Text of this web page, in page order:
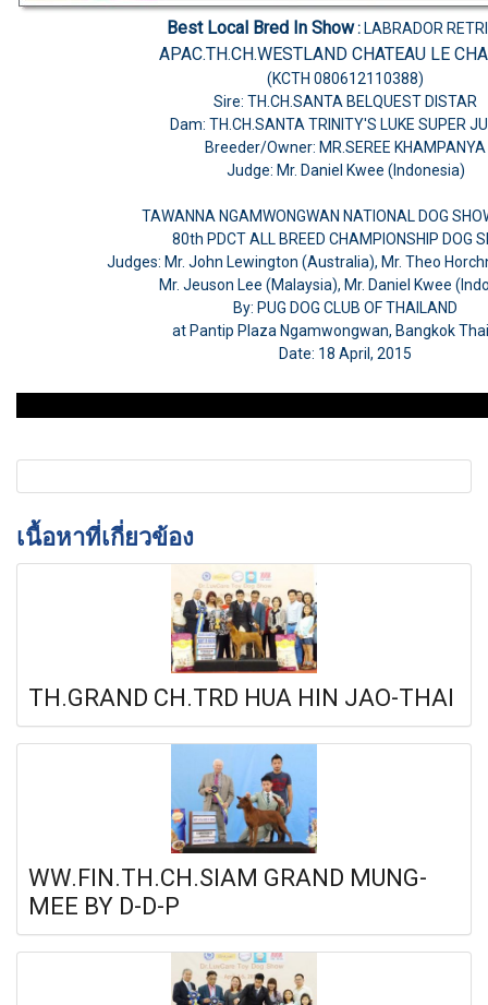
Best Local Bred In Show: LABRADOR
APAC.TH.CH.WESTLAND CHATEAU LE
(KCTH 080612110388)
Sire: TH.CH.SANTA BELQUEST DISTAR
Dam: TH.CH.SANTA TRINITY'S LUKE SUPER
Breeder/Owner: MR.SEREE KHAMPANYA
Judge: Mr. Daniel Kwee (Indonesia)
TAWANNA NGAMWONGWAN NATIONAL DOG
80th PDCT ALL BREED CHAMPIONSHIP DOG
Judges: Mr. John Lewington (Australia), Mr. Theo
Mr. Jeuson Lee (Malaysia), Mr. Daniel Kwee
By: PUG DOG CLUB OF THAILAND
at Pantip Plaza Ngamwongwan, Bangkok
Date: 18 April, 2015
เนื้อหาที่เกี่ยวข้อง
TH.GRAND CH.TRD HUA HIN JAO-THAI
WW.FIN.TH.CH.SIAM GRAND MUNG-
MEE BY D-D-P